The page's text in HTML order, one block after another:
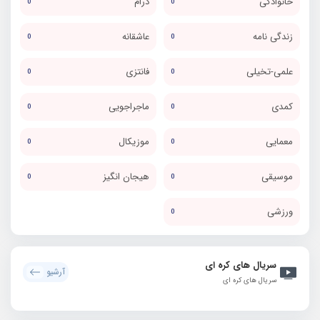
زندگی نامه 0 عاشقانه 0
علمی-تخیلی 0 فانتزی 0
کمدی 0 ماجراجویی 0
معمایی 0 موزیکال 0
موسیقی 0 هیجان انگیز 0
ورزشی 0
سریال های کره ای
سریال های کره ای
آرشیو